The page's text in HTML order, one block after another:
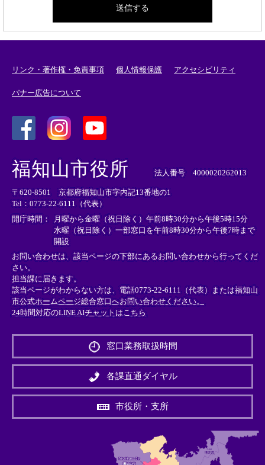
リンク・著作権・免責事項 個人情報保護 アクセシビリティ
バナー広告について
外
部
リ
ン
ク
＞
外
リ
ン
ク
＞
外
部
ン
ク
＞
福知山市役所 法人番号 4000020262013
〒620-8501 京都府福知山市字内記13番地の1
Tel：0773-22-6111（代表）
開庁時間： 月曜から金曜（祝日除く）午前8時30分から午後5時15分
水曜（祝日除く）一部窓口を午前8時30分から午後7時まで
開設
お問い合わせは、該当ページの下部にあるお問い合わせから行ってくだ
さい。
担当課に届きます。
該当ページがわからない方は、電話0773-22-6111（代表）または福知山
市公式ホームページ総合窓口へお問い合わせください。
24時間対応のLINE AIチャットはこちら
外
リ
ン
＞
窓口業務取扱時間
各課直通ダイヤル
市役所・支所